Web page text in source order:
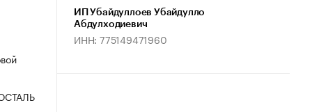
ИП Убайдуллоев Убайдулло
Абдулходиевич
ИНН: 775149471960